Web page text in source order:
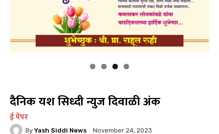
दैनिक यश सिध्दी न्युज दिवाळी अंक
ई पेपर
By Yash Siddi News November 24, 2023